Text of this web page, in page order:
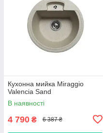
Кухонна мийка Miraggio
Valencia Sand
В наявності
4 790 ₴ 6 387 ₴